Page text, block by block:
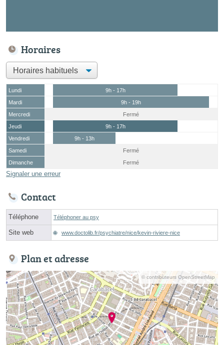
Horaires
Lundi
9h - 17h
Mardi
9h - 19h
Mercredi
Fermé
Jeudi
9h - 17h
Vendredi
9h - 13h
Samedi
Fermé
Dimanche
Fermé
Signaler une erreur
Contact
Téléphone Téléphoner au psy
Site web www.doctolib.fr/psychiatre/nice/kevin-riviere-nice
Plan et adresse
© contributeurs OpenStreetMap